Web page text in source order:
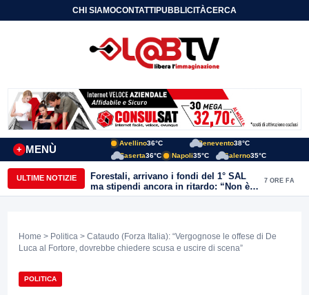
CHI SIAMOCONTATTIPUBBLICITÀCERCA
MENÙ
+
Avellino36°C Benevento38°C
Caserta36°C Napoli35°C Salerno35°C
ULTIME NOTIZIE
Forestali, arrivano i fondi del 1° SAL
ma stipendi ancora in ritardo: “Non è
più sostenibile”
7 ORE FA
Home > Politica > Cataudo (Forza Italia): “Vergognose le offese di De
Luca al Fortore, dovrebbe chiedere scusa e uscire di scena”
POLITICA